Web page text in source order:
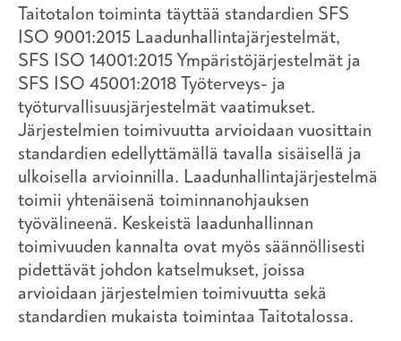
Taitotalon toiminta täyttää standardien SFS
ISO 9001:2015 Laadunhallintajärjestelmät,
SFS ISO 14001:2015 Ympäristöjärjestelmät ja
SFS ISO 45001:2018 Työterveys- ja
työturvallisuusjärjestelmät vaatimukset.
Järjestelmien toimivuutta arvioidaan vuosittain
standardien edellyttämällä tavalla sisäisellä ja
ulkoisella arvioinnilla. Laadunhallintajärjestelmä
toimii yhtenäisenä toiminnanohjauksen
työvälineenä. Keskeistä laadunhallinnan
toimivuuden kannalta ovat myös säännöllisesti
pidettävät johdon katselmukset, joissa
arvioidaan järjestelmien toimivuutta sekä
standardien mukaista toimintaa Taitotalossa.